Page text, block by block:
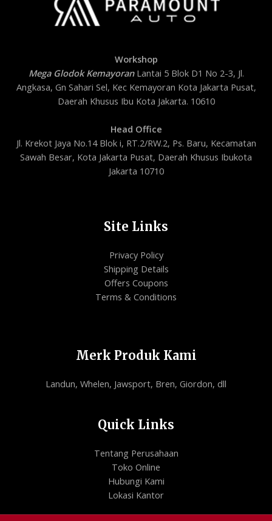
Mega Glodok KemayoranLantai 5 Blok D1 No 2-3, Jl.
Angkasa, Gn Sahari Sel, Kec Kemayoran Kota Jakarta Pusat,
Daerah Khusus Ibu Kota Jakarta. 10610
Jl. Krekot Jaya No.14 Blok i, RT.2/RW.2, Ps. Baru, Kecamatan
Sawah Besar, Kota Jakarta Pusat, Daerah Khusus Ibukota
Jakarta 10710
Site Links
Shipping Details
Offers Coupons
Terms & Conditions
Tentang Perusahaan
Toko Online
Hubungi Kami
Lokasi Kantor